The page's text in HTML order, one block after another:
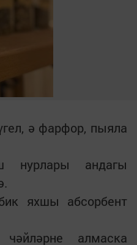
ә фарфор, пыяла
нурлары андагы
яхшы абсорбент
алмаска